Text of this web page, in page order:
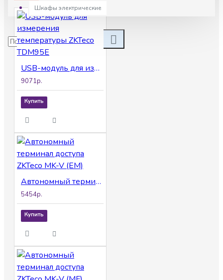
Шкафы электрические
USB-модуль для измерения температуры ZKTeco TDM95E
9071р.
Купить
Автономный терминал доступа ZKTeco MK-V (EM)
5454р.
Купить